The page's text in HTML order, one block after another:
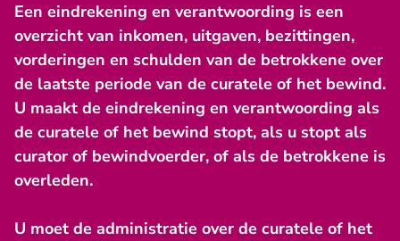
Een eindrekening en verantwoording is een
overzicht van inkomen, uitgaven, bezittingen,
vorderingen en schulden van de betrokkene over
de laatste periode van de curatele of het bewind.
U maakt de eindrekening en verantwoording als
de curatele of het bewind stopt, als u stopt als
curator of bewindvoerder, of als de betrokkene is
overleden.
U moet de administratie over de curatele of het